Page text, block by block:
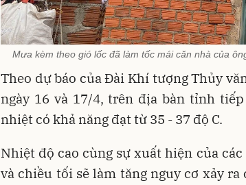
Mưa kèm theo gió lốc đã làm tốc mái căn nhà của
Theo dự báo của Đài Khí tượng Thủy
ngày 16 và 17/4, trên địa bàn tỉnh
nhiệt có khả năng đạt từ 35 - 37 độ C.
Nhiệt độ cao cùng sự xuất hiện của
và chiều tối sẽ làm tăng nguy cơ xảy